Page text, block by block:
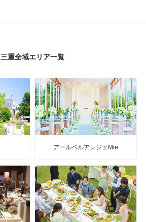
三重全域エリア一覧
アールベルアンジェMie